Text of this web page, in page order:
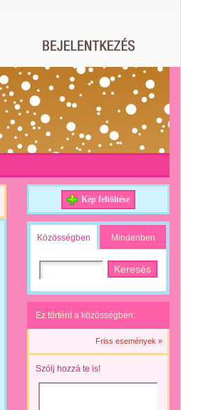
Kép feltöltése
Közösségben Mindenben
Ez történt a közösségben:
Friss események »
Szólj hozzá te is!